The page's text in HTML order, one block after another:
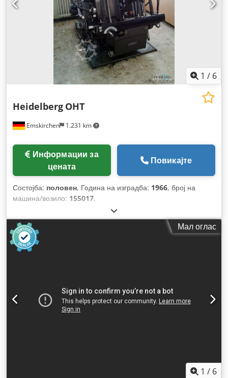
1 / 6
Emskirchen 1.231 km
Heidelberg OHT
цената
Повикајте
Состојба: половен, Година на изградба: 1966, број на
машина/возило: 155017,
Мал оглас
1 / 6